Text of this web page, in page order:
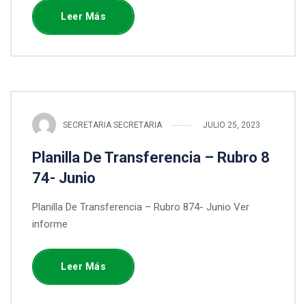
Leer Más
SECRETARIA SECRETARIA JULIO 25, 2023
Planilla De Transferencia – Rubro 8
74- Junio
Planilla De Transferencia – Rubro 874- Junio Ver
informe
Leer Más